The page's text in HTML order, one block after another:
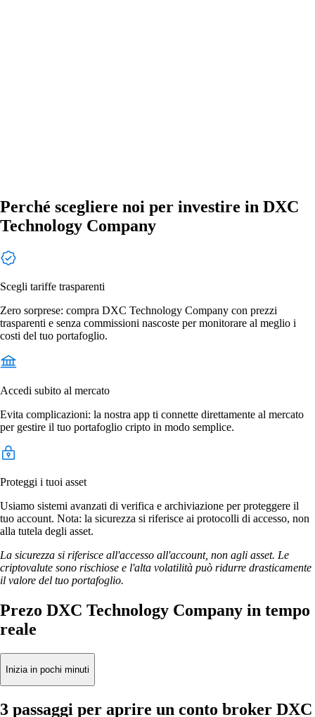
Perché scegliere noi per investire in DXC
Technology Company
Scegli tariffe trasparenti
Zero sorprese: compra DXC Technology Company con prezzi
trasparenti e senza commissioni nascoste per monitorare al meglio i
costi del tuo portafoglio.
Accedi subito al mercato
Evita complicazioni: la nostra app ti connette direttamente al mercato
per gestire il tuo portafoglio cripto in modo semplice.
Proteggi i tuoi asset
Usiamo sistemi avanzati di verifica e archiviazione per proteggere il
tuo account. Nota: la sicurezza si riferisce ai protocolli di accesso, non
alla tutela degli asset.
La sicurezza si riferisce all'accesso all'account, non agli asset. Le
criptovalute sono rischiose e l'alta volatilità può ridurre drasticamente
il valore del tuo portafoglio.
Prezo DXC Technology Company in tempo
reale
Inizia in pochi minuti
3 passaggi per aprire un conto broker DXC